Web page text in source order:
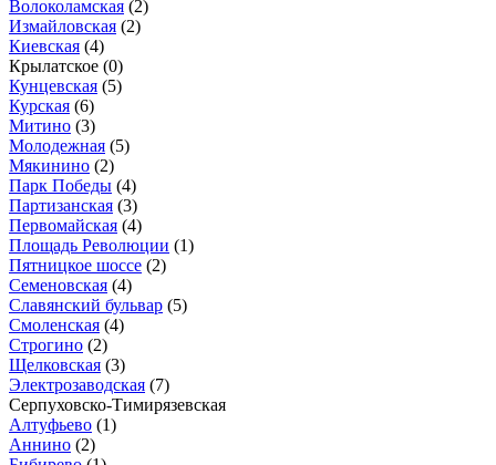
Волоколамская (2)
Измайловская (2)
Киевская (4)
Крылатское (0)
Кунцевская (5)
Курская (6)
Митино (3)
Молодежная (5)
Мякинино (2)
Парк Победы (4)
Партизанская (3)
Первомайская (4)
Площадь Революции (1)
Пятницкое шоссе (2)
Семеновская (4)
Славянский бульвар (5)
Смоленская (4)
Строгино (2)
Щелковская (3)
Электрозаводская (7)
Серпуховско-Тимирязевская
Алтуфьево (1)
Аннино (2)